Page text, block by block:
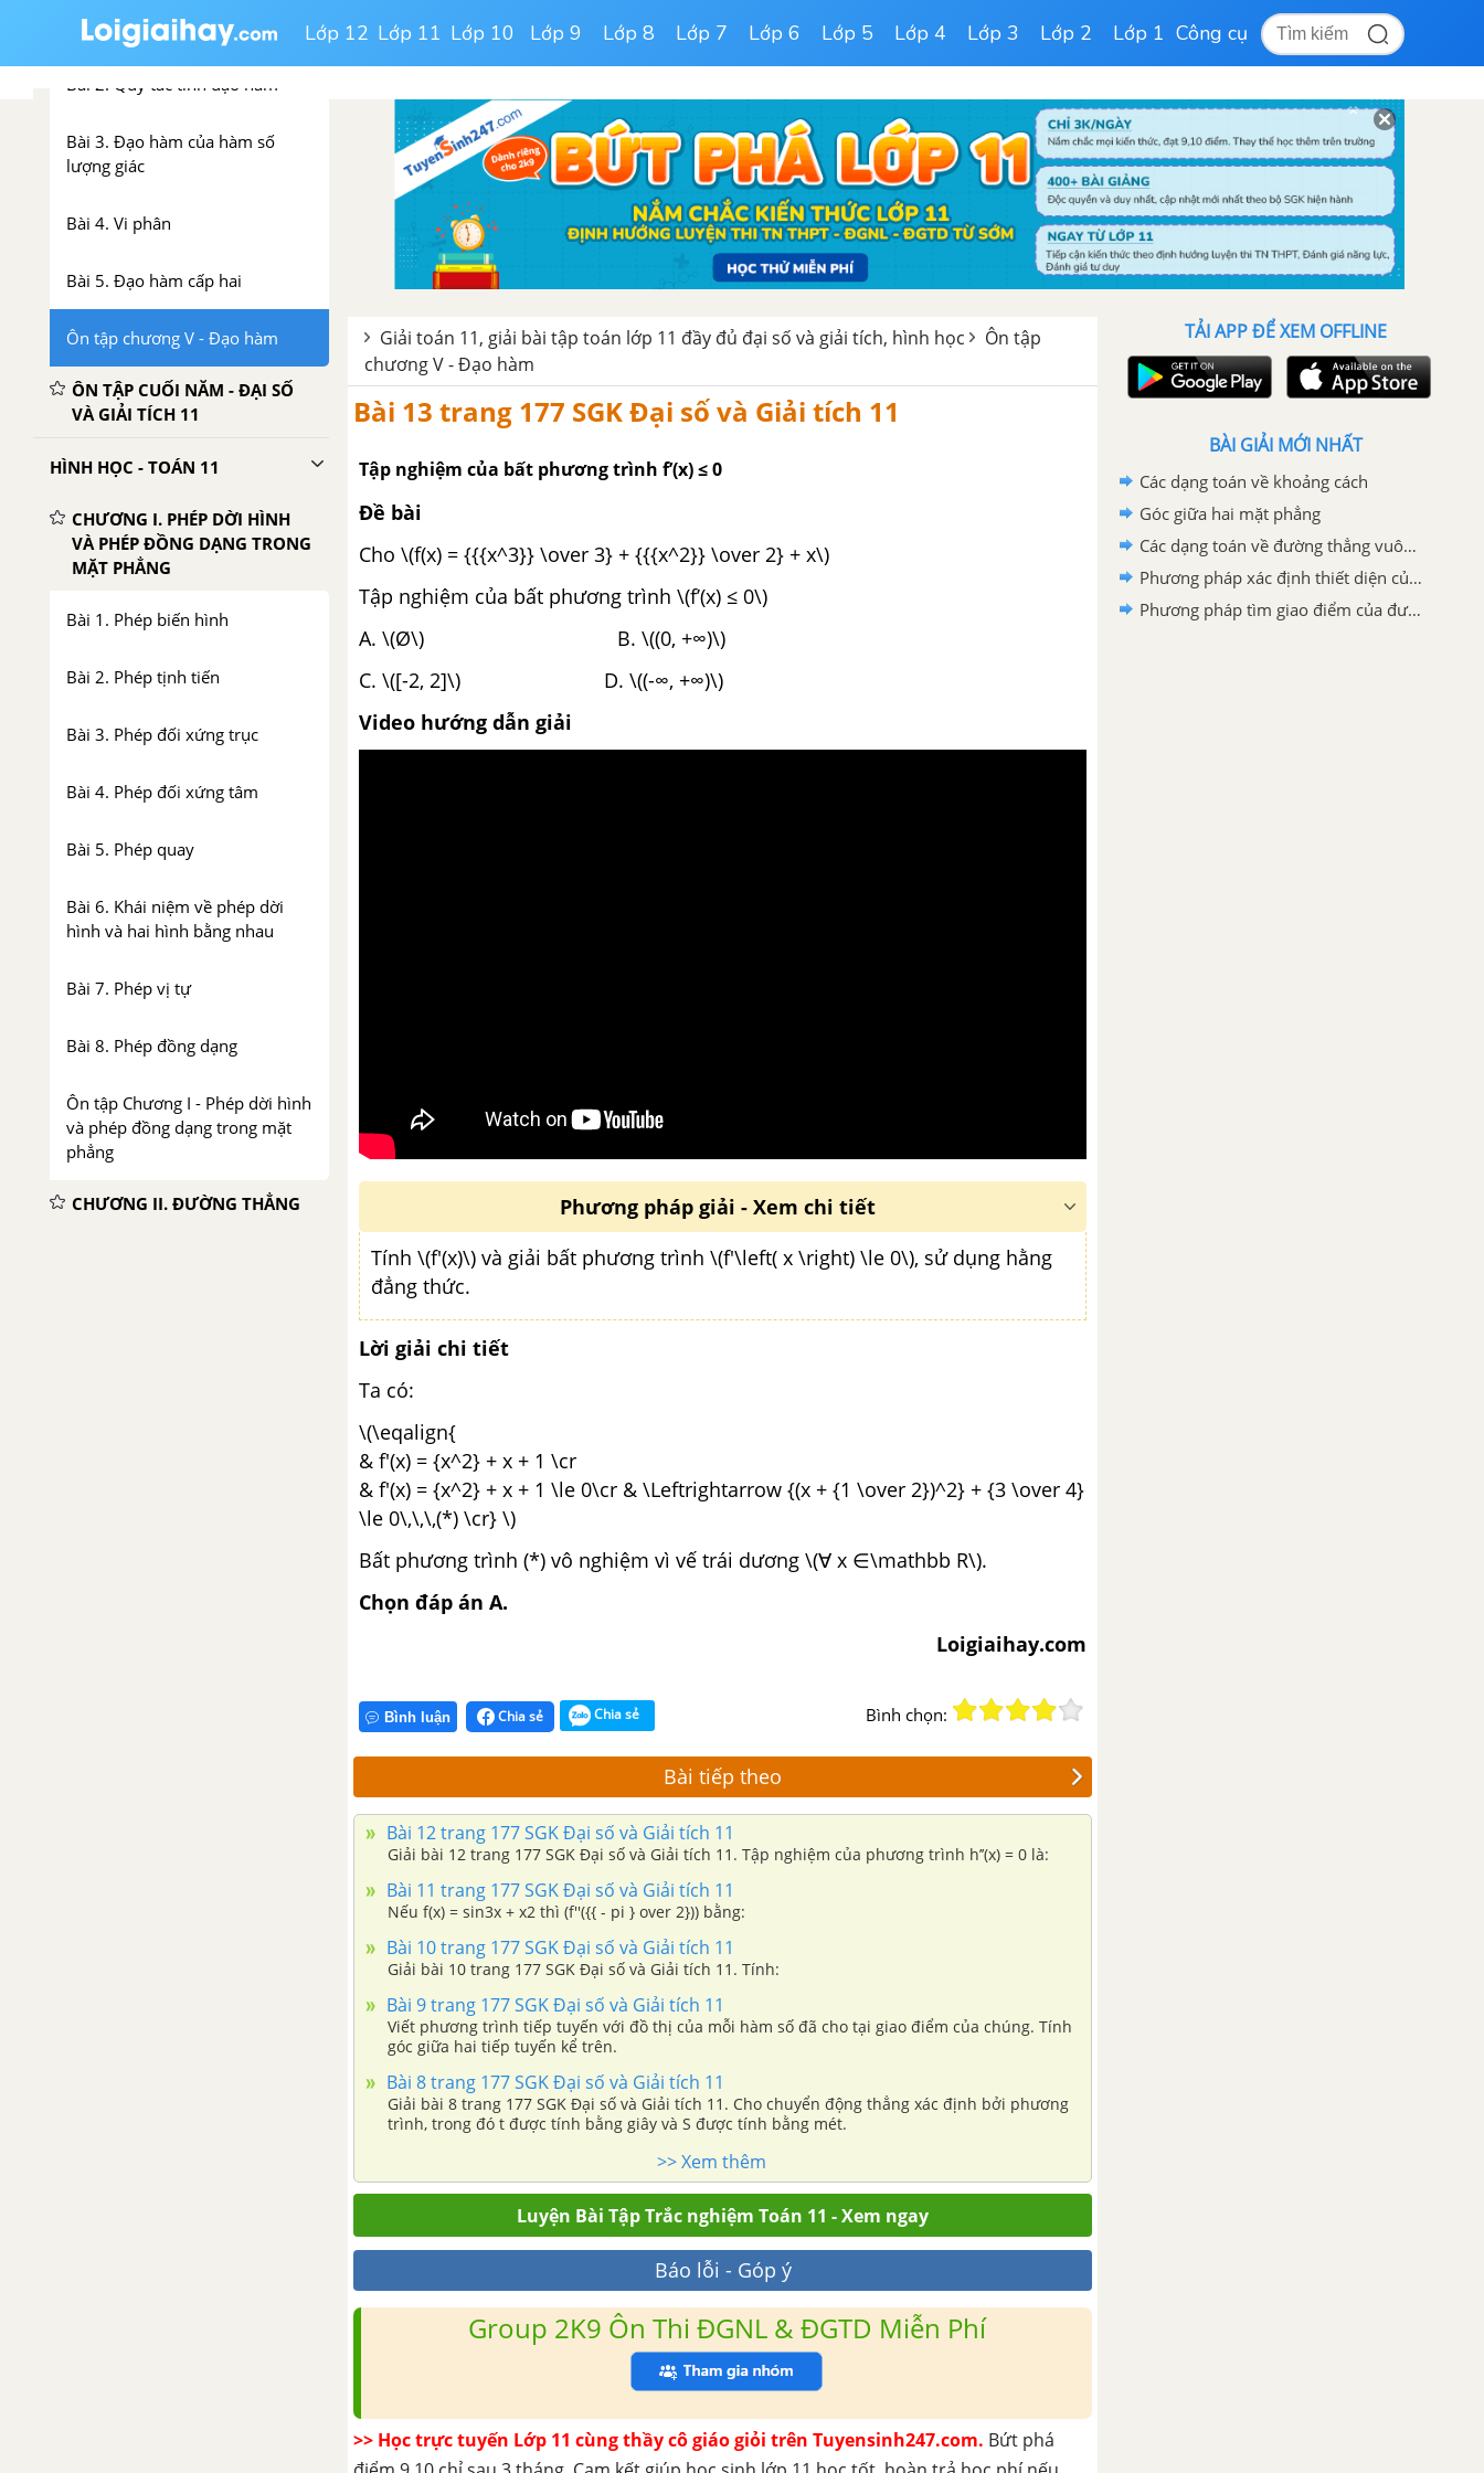
Lớp 12 Lớp 11 Lớp 10 Lớp 9 Lớp 8 Lớp 7 Lớp 6 Lớp 5 Lớp 4 Lớp 3 Lớp 2 Lớp 1 Công cụ
đạo hàm
Bài 2. Quy tắc tính đạo hàm
Bài 3. Đạo hàm của hàm số
lượng giác
Bài 4. Vi phân
Bài 5. Đạo hàm cấp hai
Ôn tập chương V - Đạo hàm
ÔN TẬP CUỐI NĂM - ĐẠI SỐ
VÀ GIẢI TÍCH 11
HÌNH HỌC - TOÁN 11
CHƯƠNG I. PHÉP DỜI HÌNH
VÀ PHÉP ĐỒNG DẠNG TRONG
MẶT PHẲNG
Bài 1. Phép biến hình
Bài 2. Phép tịnh tiến
Bài 3. Phép đối xứng trục
Bài 4. Phép đối xứng tâm
Bài 5. Phép quay
Bài 6. Khái niệm về phép dời
hình và hai hình bằng nhau
Bài 7. Phép vị tự
Bài 8. Phép đồng dạng
Ôn tập Chương I - Phép dời hình
và phép đồng dạng trong mặt
phẳng
CHƯƠNG II. ĐƯỜNG THẲNG
Giải toán 11, giải bài tập toán lớp 11 đầy đủ đại số và giải tích, hình học
Ôn tập
chương V - Đạo hàm
Bài 13 trang 177 SGK Đại số và Giải tích 11
Tập nghiệm của bất phương trình f’(x) ≤ 0
Đề bài
Cho \(f(x) = {{{x^3}} \over 3} + {{{x^2}} \over 2} + x\)
Tập nghiệm của bất phương trình \(f’(x) ≤ 0\)
A. \(Ø\) B. \((0, +∞)\)
C. \([-2, 2]\) D. \((-∞, +∞)\)
Video hướng dẫn giải
Phương pháp giải - Xem chi tiết
Tính \(f'(x)\) và giải bất phương trình \(f'\left( x \right) \le 0\), sử dụng hằng
đẳng thức.
Lời giải chi tiết
Ta có:
\(\eqalign{
& f'(x) = {x^2} + x + 1 \cr
& f'(x) = {x^2} + x + 1 \le 0\cr & \Leftrightarrow {(x + {1 \over 2})^2} + {3 \over 4}
\le 0\,\,\,(*) \cr} \)
Bất phương trình (*) vô nghiệm vì vế trái dương \(∀ x ∈\mathbb R\).
Chọn đáp án A.
Loigiaihay.com
Bình luận Chia sẻ Chia sẻ Bình chọn:
Bài tiếp theo
Bài 12 trang 177 SGK Đại số và Giải tích 11
Giải bài 12 trang 177 SGK Đại số và Giải tích 11. Tập nghiệm của phương trình h’’(x) = 0 là:
Bài 11 trang 177 SGK Đại số và Giải tích 11
Nếu f(x) = sin3x + x2 thì (f''({{ - pi } over 2})) bằng:
Bài 10 trang 177 SGK Đại số và Giải tích 11
Giải bài 10 trang 177 SGK Đại số và Giải tích 11. Tính:
Bài 9 trang 177 SGK Đại số và Giải tích 11
Viết phương trình tiếp tuyến với đồ thị của mỗi hàm số đã cho tại giao điểm của chúng. Tính
góc giữa hai tiếp tuyến kể trên.
Bài 8 trang 177 SGK Đại số và Giải tích 11
Giải bài 8 trang 177 SGK Đại số và Giải tích 11. Cho chuyển động thẳng xác định bởi phương
trình, trong đó t được tính bằng giây và S được tính bằng mét.
>> Xem thêm
Luyện Bài Tập Trắc nghiệm Toán 11 - Xem ngay
Báo lỗi - Góp ý
Group 2K9 Ôn Thi ĐGNL & ĐGTD Miễn Phí
>> Học trực tuyến Lớp 11 cùng thầy cô giáo giỏi trên Tuyensinh247.com. Bứt phá
TẢI APP ĐỂ XEM OFFLINE
BÀI GIẢI MỚI NHẤT
Các dạng toán về khoảng cách
Góc giữa hai mặt phẳng
Các dạng toán về đường thẳng vuông góc với mặt phẳng
Phương pháp xác định thiết diện của hình chóp
Phương pháp tìm giao điểm của đường thẳng và mặt phẳng